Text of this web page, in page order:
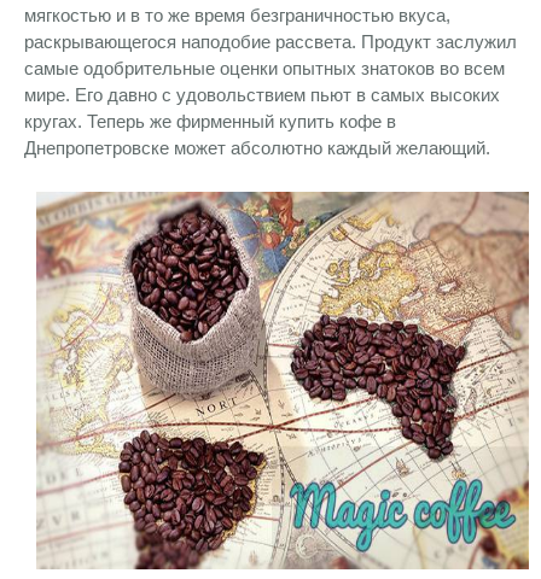
мягкостью и в то же время безграничностью вкуса,
раскрывающегося наподобие рассвета. Продукт заслужил
самые одобрительные оценки опытных знатоков во всем
мире. Его давно с удовольствием пьют в самых высоких
кругах. Теперь же фирменный купить кофе в
Днепропетровске может абсолютно каждый желающий.